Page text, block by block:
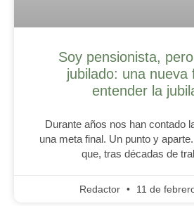
Soy pensionista,
jubilado: una nueva
entender la
Durante años nos han contado
una meta final. Un punto y
que, tras décadas de
Redactor 11 de